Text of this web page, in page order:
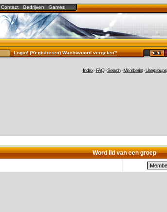
Contact Bedrijven Games
Login!(Registreren)Wachtwoord vergeten?
Index-FAQ-Search-Memberlist-Usergroups
Word lid van een groep